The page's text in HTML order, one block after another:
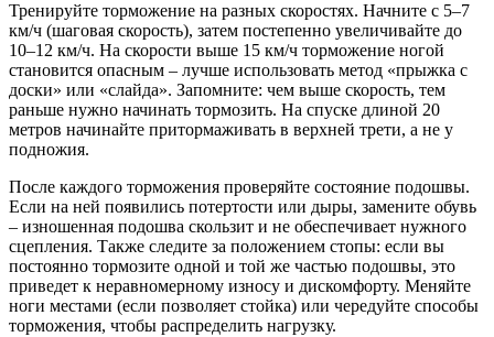
Тренируйте торможение на разных скоростях. Начните с 5–7
км/ч (шаговая скорость), затем постепенно увеличивайте до
10–12 км/ч. На скорости выше 15 км/ч торможение ногой
становится опасным – лучше использовать метод «прыжка с
доски» или «слайда». Запомните: чем выше скорость, тем
раньше нужно начинать тормозить. На спуске длиной 20
метров начинайте притормаживать в верхней трети, а не у
подножия.
После каждого торможения проверяйте состояние подошвы.
Если на ней появились потертости или дыры, замените обувь
– изношенная подошва скользит и не обеспечивает нужного
сцепления. Также следите за положением стопы: если вы
постоянно тормозите одной и той же частью подошвы, это
приведет к неравномерному износу и дискомфорту. Меняйте
ноги местами (если позволяет стойка) или чередуйте способы
торможения, чтобы распределить нагрузку.